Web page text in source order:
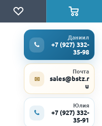
Даниил
+7 (927) 332-
35-98
✉
Почта
sales@bstz.r
u
Юлия
+7 (927) 332-
35-91